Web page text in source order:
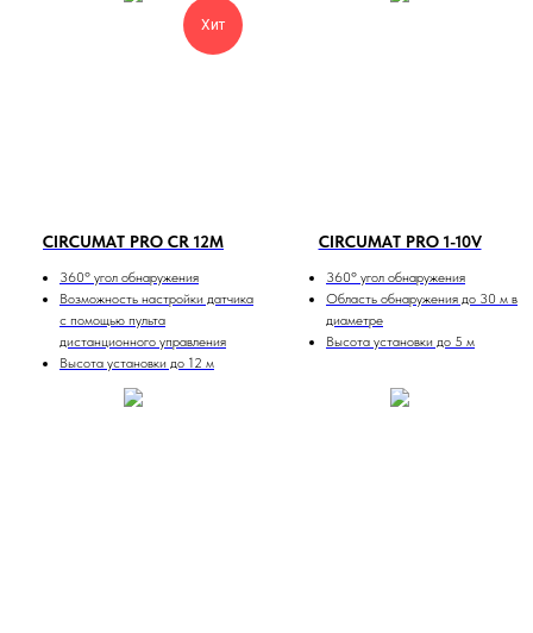
Хит
CIRCUMAT PRO CR 12M
360º угол обнаружения
Возможность настройки датчика
с помощью пульта
дистанционного управления
Высота установки до 12 м
CIRCUMAT PRO 1-10V
360º угол обнаружения
Область обнаружения до 30 м в
диаметре
Высота установки до 5 м